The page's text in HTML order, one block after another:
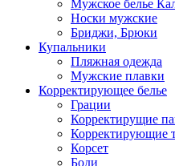
Мужское белье
Носки мужские
Бриджи, Брюки
Купальники
Пляжная одежда
Мужские плавки
Корректирующее белье
Грации
Корректирущие
Корректирующие
Корсет
Боди